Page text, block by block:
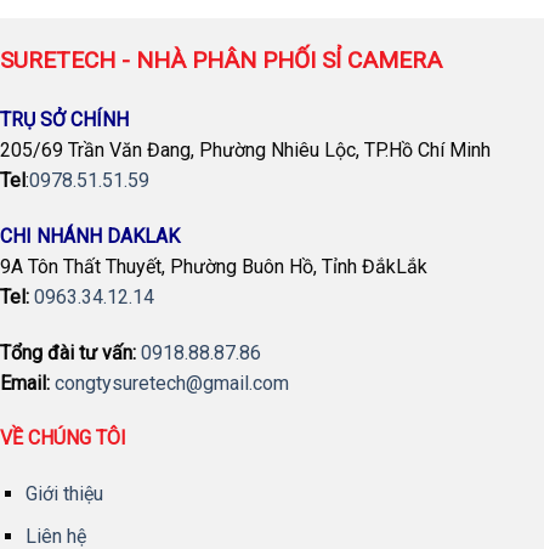
SURETECH - NHÀ PHÂN PHỐI SỈ CAMERA
TRỤ SỞ CHÍNH
205/69 Trần Văn Đang, Phường Nhiêu Lộc, TP.Hồ Chí Minh
Tel:0978.51.51.59
CHI NHÁNH DAKLAK
9A Tôn Thất Thuyết, Phường Buôn Hồ, Tỉnh ĐắkLắk
Tel: 0963.34.12.14
Tổng đài tư vấn: 0918.88.87.86
Email: congtysuretech@gmail.com
VỀ CHÚNG TÔI
Giới thiệu
Liên hệ